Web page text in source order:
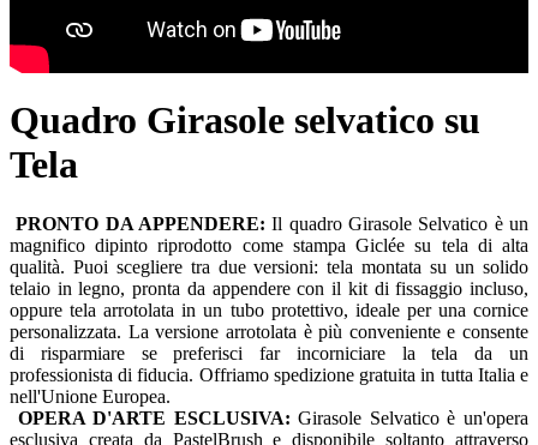
Quadro Girasole selvatico su
Tela
PRONTO DA APPENDERE:Il quadro Girasole Selvatico è un
magnifico dipinto riprodotto come stampa Giclée su tela di alta
qualità. Puoi scegliere tra due versioni: tela montata su un solido
telaio in legno, pronta da appendere con il kit di fissaggio incluso,
oppure tela arrotolata in un tubo protettivo, ideale per una cornice
personalizzata. La versione arrotolata è più conveniente e consente
di risparmiare se preferisci far incorniciare la tela da un
professionista di fiducia. Offriamo spedizione gratuita in tutta Italia e
nell'Unione Europea.
OPERA D'ARTE ESCLUSIVA:Girasole Selvatico è un'opera
esclusiva creata da PastelBrush e disponibile soltanto attraverso